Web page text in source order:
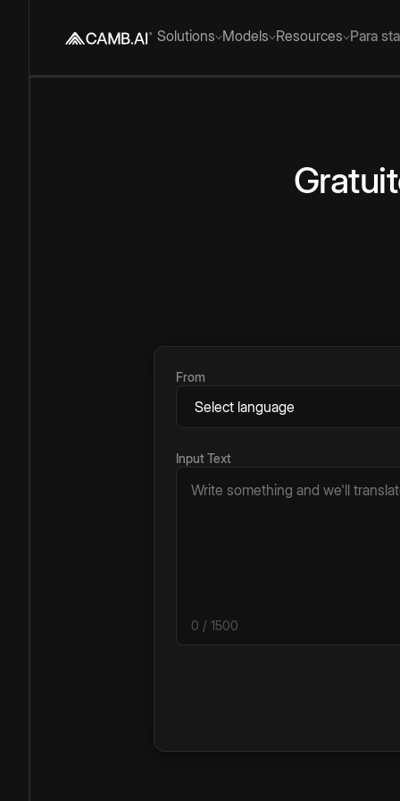
Solutions Models Resources Para
From
Input Text
0 / 1500